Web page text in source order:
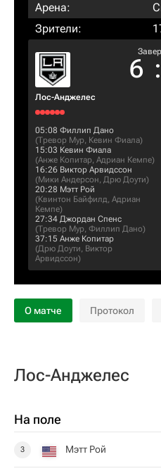
Арена:
Зрители:
Лос-Анджелес
6 :
05:08 Филлип Дано
(Тревор Мур, Кевин Фиала)
15:03 Кевин Фиала
(Анже Копитар, Адриан Кемпе)
16:26 Виктор Арвидссон
(Мики Андерсон, Дрю Доути)
20:28 Мэтт Рой
(Квинтон Байфилд, Адриан
Кемпе)
27:34 Джордан Спенс
(Тревор Мур, Филлип Дано)
37:15 Анже Копитар
(Дрю Доути, Виктор
Арвидссон)
О матче Протокол
Лос-Анджелес
На поле
3 Мэтт Рой